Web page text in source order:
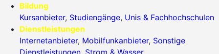
Bildung
Kursanbieter, Studiengänge, Unis & Fachhochschulen
Dienstleistungen
Internetanbieter, Mobilfunkanbieter, Sonstige